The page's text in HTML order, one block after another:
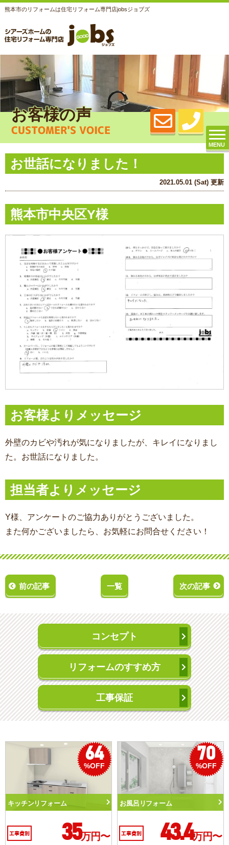
熊本市のリフォームは住宅リフォーム専門店jobsジョブズ
MENU
お客様の声
CUSTOMER'S VOICE
お世話になりました！
2021.05.01 (Sat) 更新
熊本市中央区Y様
お客様よりメッセージ
外壁のカビや汚れが気になりましたが、キレイになりまし
た。お世話になりました。
担当者よりメッセージ
Y様、アンケートのご協力ありがとうございました。
また何かございましたら、お気軽にお問合せください！
前の記事 一覧 次の記事
コンセプト
リフォームのすすめ方
工事保証
70
%OFF
ーム
43.4 万円〜
50
%OFF
トイレリフォーム
工事費別 10.3 万円〜
洗面化粧台
工事費別